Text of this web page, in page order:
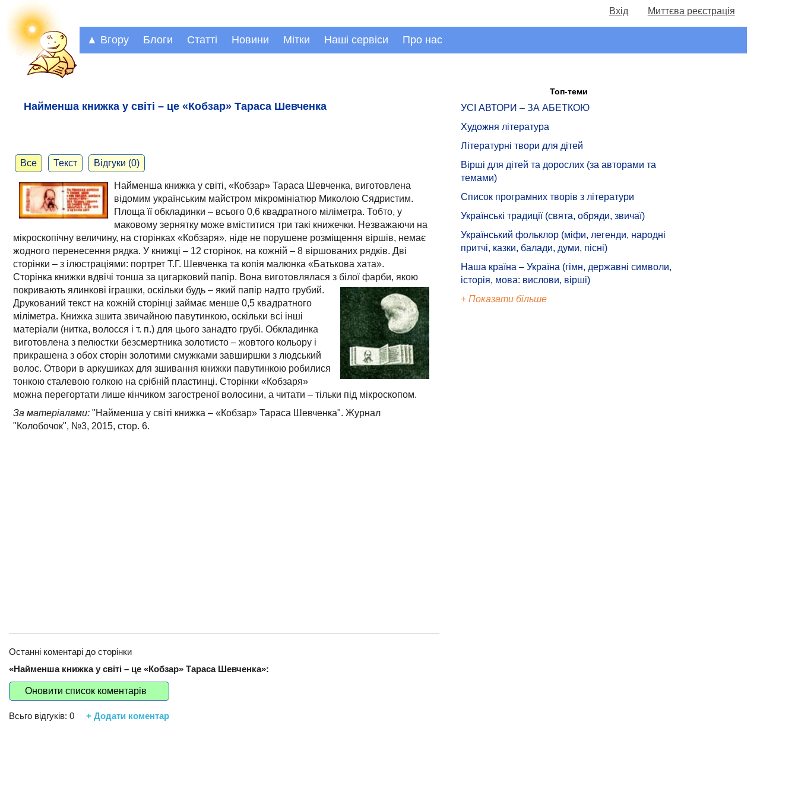
Вхід Миттєва реєстрація
▲ Вгору Блоги Статті Новини Мітки Наші сервіси Про нас
Найменша книжка у світі – це «Кобзар» Тараса Шевченка
Все Текст Відгуки (0)
Найменша книжка у світі, «Кобзар» Тараса Шевченка, виготовлена
відомим українським майстром мікромініатюр Миколою Сядристим.
Площа її обкладинки – всього 0,6 квадратного міліметра. Тобто, у
маковому зернятку може вміститися три такі книжечки. Незважаючи на
мікроскопічну величину, на сторінках «Кобзаря», ніде не порушене розміщення віршів, немає
жодного перенесення рядка. У книжці – 12 сторінок, на кожній – 8 віршованих рядків. Дві
сторінки – з ілюстраціями: портрет Т.Г. Шевченка та копія малюнка «Батькова хата».
Сторінка книжки вдвічі тонша за цигарковий папір. Вона виготовлялася з білої фарби, якою
покривають ялинкові іграшки, оскільки будь – який папір надто грубий.
Друкований текст на кожній сторінці займає менше 0,5 квадратного
міліметра. Книжка зшита звичайною павутинкою, оскільки всі інші
матеріали (нитка, волосся і т. п.) для цього занадто грубі. Обкладинка
виготовлена з пелюстки безсмертника золотисто – жовтого кольору і
прикрашена з обох сторін золотими смужками завширшки з людський
волос. Отвори в аркушиках для зшивання книжки павутинкою робилися
тонкою сталевою голкою на срібній пластинці. Сторінки «Кобзаря»
можна перегортати лише кінчиком загостреної волосини, а читати – тільки під мікроскопом.
За матеріалами: "Найменша у світі книжка – «Кобзар» Тараса Шевченка". Журнал
"Колобочок", №3, 2015, стор. 6.
Останні коментарі до сторінки
«Найменша книжка у світі – це «Кобзар» Тараса Шевченка»:
Оновити список коментарів
Всьго відгуків: 0 + Додати коментар
Топ-теми
УСІ АВТОРИ – ЗА АБЕТКОЮ
Художня література
Літературні твори для дітей
Вірші для дітей та дорослих (за авторами та
темами)
Список програмних творів з літератури
Українські традиції (свята, обряди, звичаї)
Український фольклор (міфи, легенди, народні
притчі, казки, балади, думи, пісні)
Наша країна – Україна (гімн, державні символи,
історія, мова: вислови, вірші)
+ Показати більше